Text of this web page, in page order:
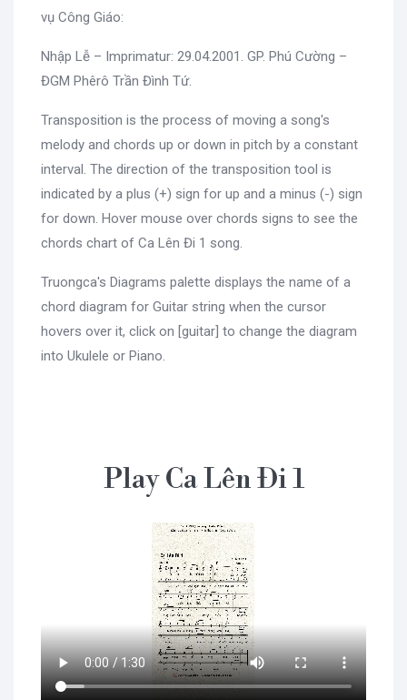
vụ Công Giáo:
Nhập Lễ – Imprimatur: 29.04.2001. GP. Phú Cường –
ĐGM Phêrô Trần Đình Tứ.
Transposition is the process of moving a song's
melody and chords up or down in pitch by a constant
interval. The direction of the transposition tool is
indicated by a plus (+) sign for up and a minus (-) sign
for down. Hover mouse over chords signs to see the
chords chart of Ca Lên Đi 1 song.
Truongca's Diagrams palette displays the name of a
chord diagram for Guitar string when the cursor
hovers over it, click on [guitar] to change the diagram
into Ukulele or Piano.
Play Ca Lên Đi 1